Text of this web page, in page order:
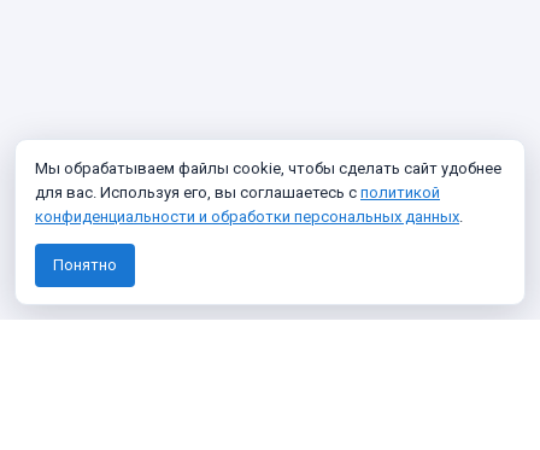
Мы обрабатываем файлы cookie, чтобы сделать сайт удобнее
для вас. Используя его, вы соглашаетесь с политикой
конфиденциальности и обработки персональных данных.
Понятно